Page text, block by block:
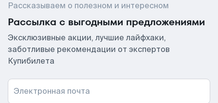
Рассказываем о полезном и интересном
Рассылка с выгодными предложениями
Эксклюзивные акции, лучшие лайфхаки,
заботливые рекомендации от экспертов
Купибилета
Электронная почта